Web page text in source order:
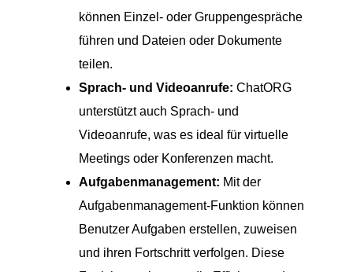
können Einzel- oder Gruppengespräche
führen und Dateien oder Dokumente
teilen.
Sprach- und Videoanrufe: ChatORG
unterstützt auch Sprach- und
Videoanrufe, was es ideal für virtuelle
Meetings oder Konferenzen macht.
Aufgabenmanagement: Mit der
Aufgabenmanagement-Funktion können
Benutzer Aufgaben erstellen, zuweisen
und ihren Fortschritt verfolgen. Diese